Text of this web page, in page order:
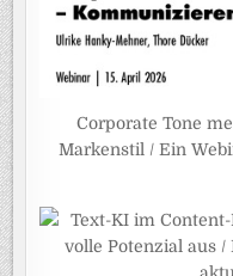
Corporate Tone
Markenstil / Ein